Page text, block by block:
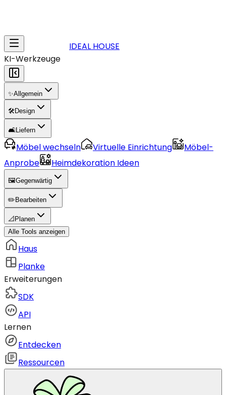
IDEAL HOUSE
KI-Werkzeuge
✨Allgemein
🛠️Design
🛋️Liefern
Möbel wechseln Virtuelle Einrichtung
Möbel-
Anprobe
Heimdekoration Ideen
🖼️Gegenwärtig
✏️ Bearbeiten
📐 Planen
Alle Tools anzeigen
Haus
Planke
Erweiterungen
SDK
API
Lernen
Entdecken
Ressourcen